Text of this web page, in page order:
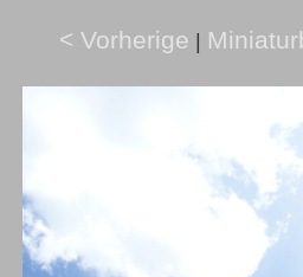
< Vorherige |